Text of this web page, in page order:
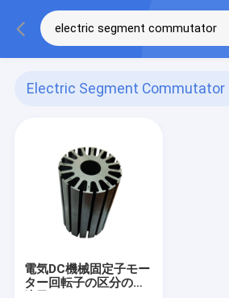
Electric Segment Commutator
電気DC機械固定子モー
ター回転子の区分の整